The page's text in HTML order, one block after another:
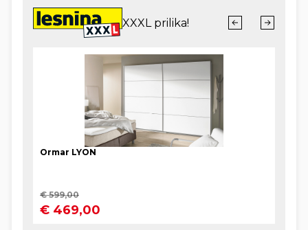
saveznika Hrvatske, naglašavajući izvanredne
političke, gospodarske i društvene odnose između